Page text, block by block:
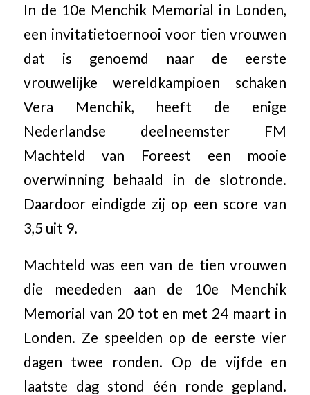
In de 10e Menchik Memorial in Londen,
een invitatietoernooi voor tien vrouwen
dat is genoemd naar de eerste
vrouwelijke wereldkampioen schaken
Vera Menchik, heeft de enige
Nederlandse deelneemster FM
Machteld van Foreest een mooie
overwinning behaald in de slotronde.
Daardoor eindigde zij op een score van
3,5 uit 9.
Machteld was een van de tien vrouwen
die meededen aan de 10e Menchik
Memorial van 20 tot en met 24 maart in
Londen. Ze speelden op de eerste vier
dagen twee ronden. Op de vijfde en
laatste dag stond één ronde gepland.